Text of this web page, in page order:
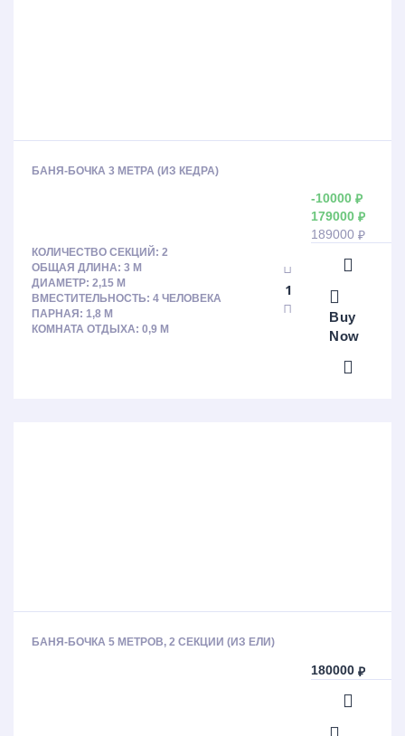
БАНЯ-БОЧКА 3 МЕТРА (ИЗ КЕДРА)
КОЛИЧЕСТВО СЕКЦИЙ: 2
ОБЩАЯ ДЛИНА: 3 М
ДИАМЕТР: 2,15 М
ВМЕСТИТЕЛЬНОСТЬ: 4 ЧЕЛОВЕКА
ПАРНАЯ: 1,8 М
КОМНАТА ОТДЫХА: 0,9 М
-10000₽
179000₽
189000₽
Buy
Now
БАНЯ-БОЧКА 5 МЕТРОВ, 2 СЕКЦИИ (ИЗ ЕЛИ)
180000₽